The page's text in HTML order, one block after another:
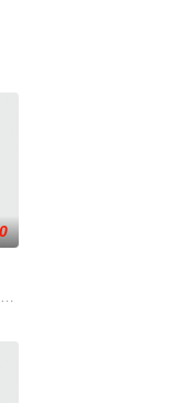
万灵、参悟
彼此皆是不死之身。为了
就丹道至尊！
天毒之珠，承邪神之血，